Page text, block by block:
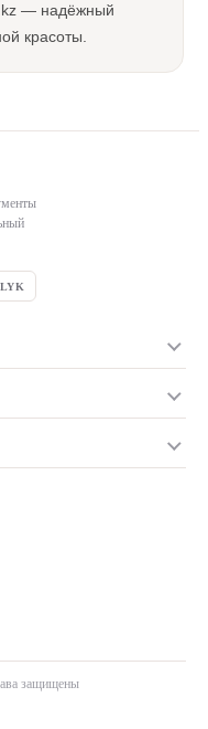
— надёжный
красоты.
защищены